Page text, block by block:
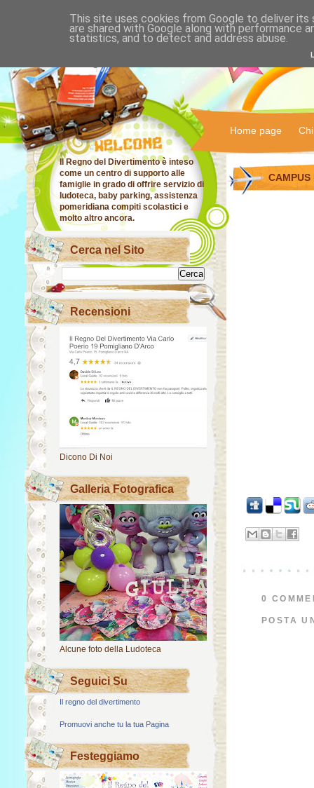
IL
Home page
Il Regno del Divertimento è inteso
come un centro di supporto alle
famiglie in grado di offrire servizio di
ludoteca, baby parking, assistenza
pomeridiana compiti scolastici e
molto altro ancora.
Cerca nel Sito
Recensioni
Dicono Di Noi
Galleria Fotografica
Alcune foto della Ludoteca
Seguici Su
Il regno del divertimento
Promuovi anche tu la tua Pagina
Festeggiamo
CAMPUS
0
POSTA
This site uses cookies from Google to deliver its
are shared with Google along with performance
statistics, and to detect and address abuse.